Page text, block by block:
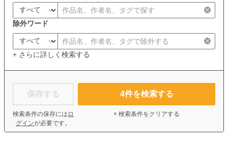
除外ワード
+ さらに詳しく検索する
保存する
検索条件の保存には ロ
グインが必要です。
4件を検索する
× 検索条件をクリアする